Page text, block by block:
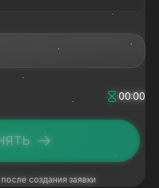
00:00
создания заявки